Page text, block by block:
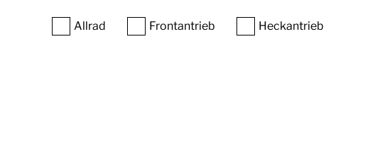
Allrad Frontantrieb Heckantrieb